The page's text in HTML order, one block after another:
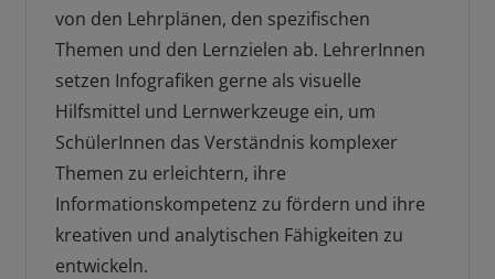
von den Lehrplänen, den spezifischen
Themen und den Lernzielen ab. LehrerInnen
setzen Infografiken gerne als visuelle
Hilfsmittel und Lernwerkzeuge ein, um
SchülerInnen das Verständnis komplexer
Themen zu erleichtern, ihre
Informationskompetenz zu fördern und ihre
kreativen und analytischen Fähigkeiten zu
entwickeln.